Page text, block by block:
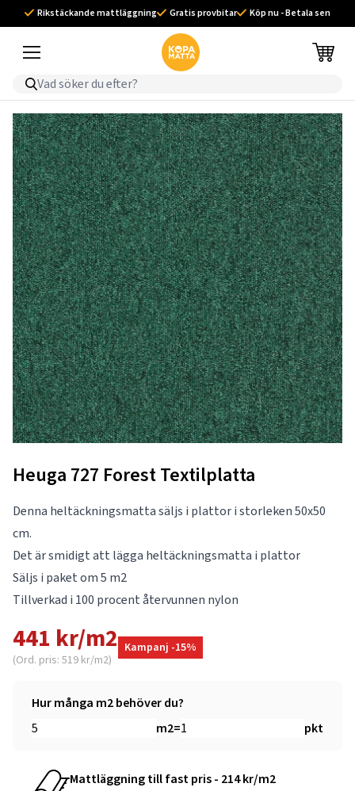
Rikstäckande mattläggning Gratis provbitar Köp nu - Betala sen
Heuga 727 Forest Textilplatta
Denna heltäckningsmatta säljs i plattor i storleken 50x50
cm.
Det är smidigt att lägga heltäckningsmatta i plattor
Säljs i paket om 5 m2
Tillverkad i 100 procent återvunnen nylon
441 kr/m2
(Ord. pris: 519 kr/m2)
Kampanj -15%
Hur många m2 behöver du?
m2= pkt
Mattläggning till fast pris - 214 kr/m2